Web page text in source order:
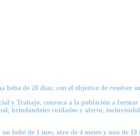
beba de 20 días; con el objetivo de resolver
y Trabajo, convoca a la población a
brindándoles cuidados y afecto,
de 1 mes, otro de 4 meses y uno de 18